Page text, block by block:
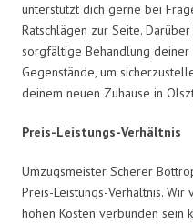
unterstützt dich gerne bei
Ratschlägen zur Seite.
sorgfältige Behandlung
Gegenstände, um
deinem neuen Zuhause in
Preis-Leistungs-Verhältnis
Umzugsmeister Scherer
Preis-Leistungs-Verhältnis.
hohen Kosten verbunden sein